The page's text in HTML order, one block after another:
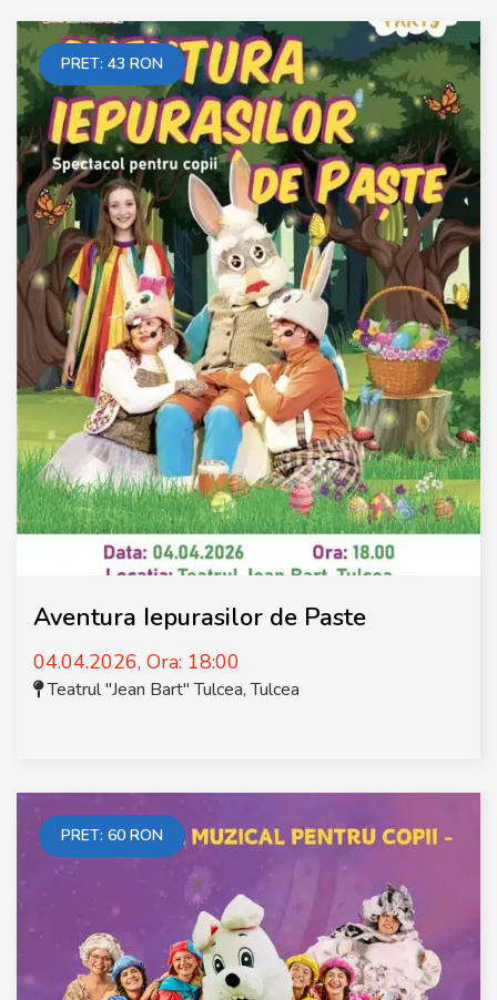
PRET: 43 RON
Aventura Iepurasilor de Paste
04.04.2026, Ora: 18:00
Teatrul "Jean Bart" Tulcea,Tulcea
PRET: 60 RON